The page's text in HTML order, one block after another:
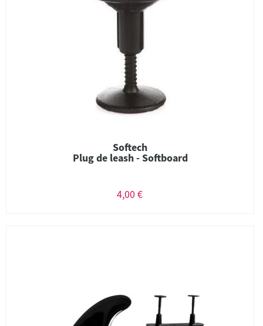
Softech
Plug de leash - Softboard
4,00 €